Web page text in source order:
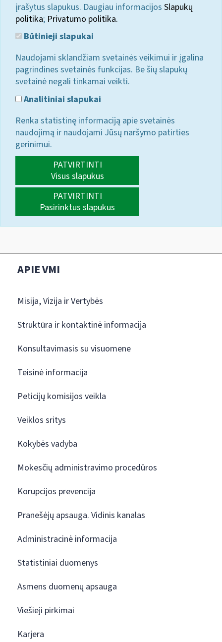
įrašytus slapukus. Daugiau informacijos Slapukų
politika; Privatumo politika.
Būtinieji slapukai
Naudojami sklandžiam svetainės veikimui ir įgalina
pagrindines svetainės funkcijas. Be šių slapukų
svetainė negali tinkamai veikti.
Analitiniai slapukai
Renka statistinę informaciją apie svetainės
naudojimą ir naudojami Jūsų naršymo patirties
gerinimui.
PATVIRTINTI
Visus slapukus
PATVIRTINTI
Pasirinktus slapukus
APIE VMI
Misija, Vizija ir Vertybės
Struktūra ir kontaktinė informacija
Konsultavimasis su visuomene
Teisinė informacija
Peticijų komisijos veikla
Veiklos sritys
Kokybės vadyba
Mokesčių administravimo procedūros
Korupcijos prevencija
Pranešėjų apsauga. Vidinis kanalas
Administracinė informacija
Statistiniai duomenys
Asmens duomenų apsauga
Viešieji pirkimai
Karjera